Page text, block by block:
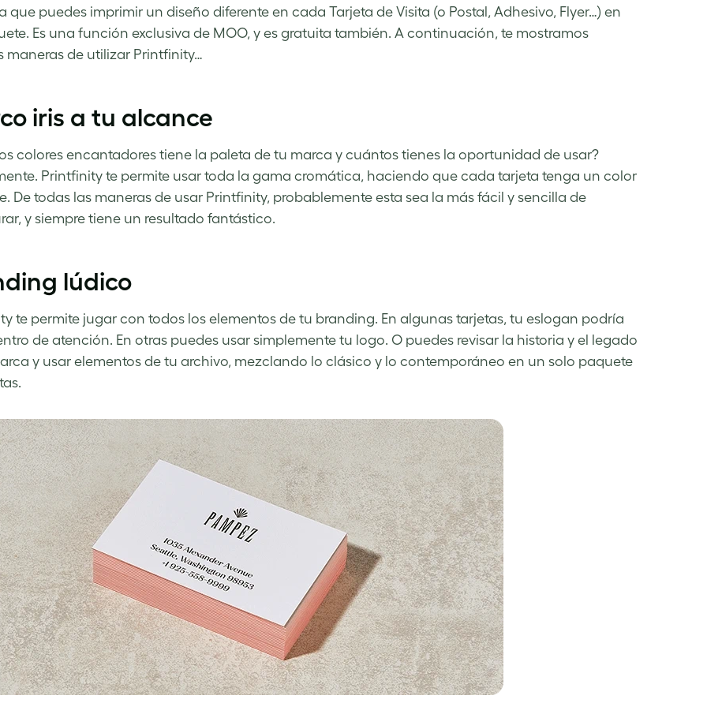
que puedes imprimir un diseño diferente en cada Tarjeta de Visita (o Postal, Adhesivo, Flyer…) en
Es una función exclusiva de MOO, y es gratuita también. A continuación, te mostramos
maneras de utilizar Printfinity…
iris a tu alcance
colores encantadores tiene la paleta de tu marca y cuántos tienes la oportunidad de usar?
Printfinity te permite usar toda la gama cromática, haciendo que cada tarjeta tenga un color
De todas las maneras de usar Printfinity, probablemente esta sea la más fácil y sencilla de
y siempre tiene un resultado fantástico.
lúdico
te permite jugar con todos los elementos de tu branding. En algunas tarjetas, tu eslogan podría
de atención. En otras puedes usar simplemente tu logo. O puedes revisar la historia y el legado
y usar elementos de tu archivo, mezclando lo clásico y lo contemporáneo en un solo paquete